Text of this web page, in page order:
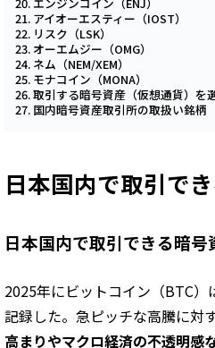
アイオーエスティー（IOST）
リスク（LSK）
オーエムジー（OMG）
ネム（NEM/XEM）
モナコイン（MONA）
取引する暗号資産（仮想通貨）を
国内暗号資産取引所の取扱い銘柄
日本国内で取引で
日本国内で取引できる暗
2025年にビットコイン（BTC
記録した。急ピッチな高騰に対
高まりやマクロ経済の不透明感